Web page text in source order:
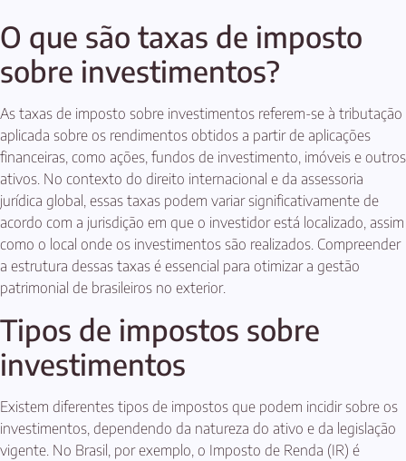
O que são taxas de imposto
sobre investimentos?
As taxas de imposto sobre investimentos referem-se à tributação
aplicada sobre os rendimentos obtidos a partir de aplicações
financeiras, como ações, fundos de investimento, imóveis e outros
ativos. No contexto do direito internacional e da assessoria
jurídica global, essas taxas podem variar significativamente de
acordo com a jurisdição em que o investidor está localizado, assim
como o local onde os investimentos são realizados. Compreender
a estrutura dessas taxas é essencial para otimizar a gestão
patrimonial de brasileiros no exterior.
Tipos de impostos sobre
investimentos
Existem diferentes tipos de impostos que podem incidir sobre os
investimentos, dependendo da natureza do ativo e da legislação
vigente. No Brasil, por exemplo, o Imposto de Renda (IR) é